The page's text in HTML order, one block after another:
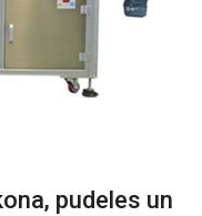
pudeles un